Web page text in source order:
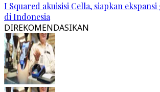
I Squared akuisisi Cella, siapkan
di Indonesia
DIREKOMENDASIKAN